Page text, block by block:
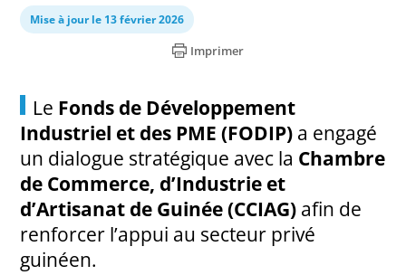
Mise à jour le 13 février 2026
Imprimer
Le Fonds de Développement
Industriel et des PME (FODIP) a engagé
un dialogue stratégique avec la Chambre
de Commerce, d’Industrie et
d’Artisanat de Guinée(CCIAG) afin de
renforcer l’appui au secteur privé
guinéen.